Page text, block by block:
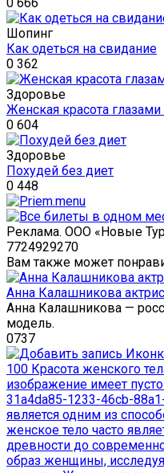
Шопинг
Как одеться на свидание
0 362
Здоровье
Женская красота
0 604
Здоровье
Похудей без диет
0 448
Реклама. ООО «Новые
7724929270
Вам также может
Анна Калашникова
Анна Калашникова —
модель.
0737